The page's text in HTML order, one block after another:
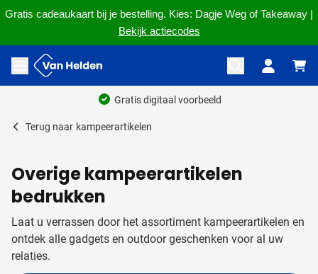
Gratis cadeaukaart bij je bestelling. Kies: Dagje Weg of Takeaway |
Bekijk actiecodes
Ga naar de inhoud
Menu openen
Ruim 60 jaar ervaring
Terug naar kampeerartikelen
Overige kampeerartikelen
bedrukken
Laat u verrassen door het assortiment kampeerartikelen en
ontdek alle gadgets en outdoor geschenken voor al uw
relaties.